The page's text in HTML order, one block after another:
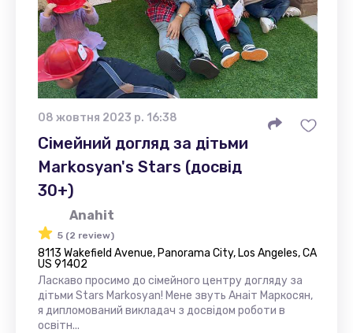
08 жовтня 2023 р. 16:38
Сімейний догляд за дітьми
Markosyan's Stars (досвід
30+)
Anahit
5 (2 review)
8113 Wakefield Avenue, Panorama City, Los Angeles, CA
US 91402
Ласкаво просимо до сімейного центру догляду за
дітьми Stars Markosyan! Мене звуть Анаіт Маркосян,
я дипломований викладач з досвідом роботи в
освітн...